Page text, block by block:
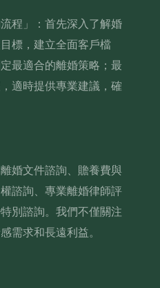
程」：首先深入了解婚
標，建立全面客戶檔
最適合的離婚策略；最
適時提供專業建議，確
婚文件諮詢、贍養費與
諮詢、專業離婚律師評
別諮詢。我們不僅關注
需求和長遠利益。